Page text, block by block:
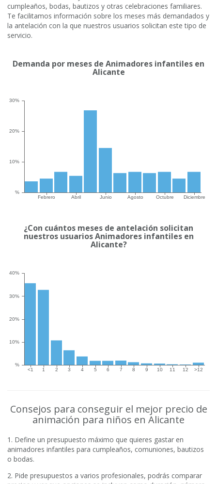
cumpleaños, bodas, bautizos y otras celebraciones familiares.
Te facilitamos información sobre los meses más demandados y
la antelación con la que nuestros usuarios solicitan este tipo de
servicio.
Demanda por meses de Animadores infantiles en
Alicante
¿Con cuántos meses de antelación solicitan
nuestros usuarios Animadores infantiles en
Alicante?
Consejos para conseguir el mejor precio de
animación para niños en Alicante
1. Define un presupuesto máximo que quieres gastar en
animadores infantiles para cumpleaños, comuniones, bautizos
o bodas.
2. Pide presupuestos a varios profesionales, podrás comparar